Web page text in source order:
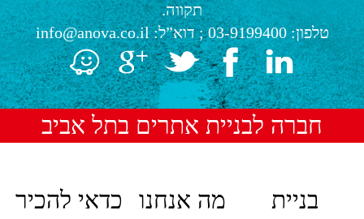
תקווה.
טלפון:03-9199400; דוא”ל:info@anova.co.il
חברה לבניית אתרים בתל אביב
בניית
מה אנחנו
כדאי להכיר